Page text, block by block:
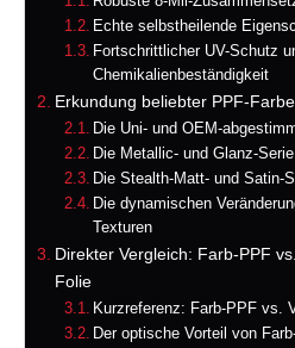
Echte selbstheilende
Fortschrittlicher UV-Schutz
Chemikalienbeständigkeit
Erkundung beliebter PPF-
Die Uni- und OEM-
Die Metallic- und Glanz-Serie
Die Stealth-Matt- und Satin-
Die dynamischen
Texturen
Direkter Vergleich: Farb-PPF
Folie
Kurzreferenz: Farb-PPF vs.
Der optische Vorteil von